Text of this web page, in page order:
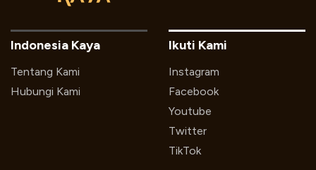
Indonesia Kaya
Tentang Kami
Hubungi Kami
Ikuti Kami
Instagram
Facebook
Youtube
Twitter
TikTok